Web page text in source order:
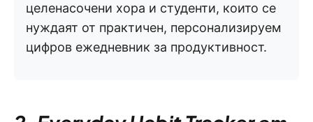
целенасочени хора и студенти, които се
нуждаят от практичен, персонализируем
цифров ежедневник за продуктивност.